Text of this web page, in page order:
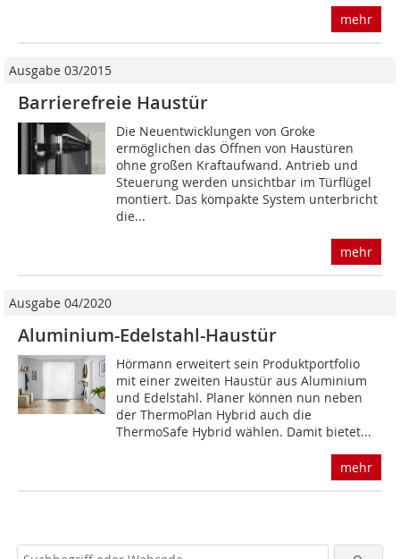
mehr
Ausgabe 03/2015
Barrierefreie Haustür
Die Neuentwicklungen von Groke
ermöglichen das Öffnen von Haustüren
ohne großen Kraftaufwand. Antrieb und
Steuerung werden unsichtbar im Türflügel
montiert. Das kompakte System unterbricht
die...
mehr
Ausgabe 04/2020
Aluminium-Edelstahl-Haustür
Hörmann erweitert sein Produktportfolio
mit einer zweiten Haustür aus Aluminium
und Edelstahl. Planer können nun neben
der ThermoPlan Hybrid auch die
ThermoSafe Hybrid wählen. Damit bietet...
mehr